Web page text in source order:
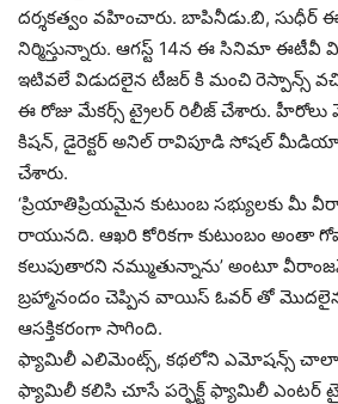
దర్శకత్వం వహించారు. బాపినీడు.బి, సుధీర్‌
నిర్మిస్తున్నారు. ఆగస్ట్ 14న ఈ సినిమా ఈటీవీ
ఇటివలే విడుదలైన టీజర్ కి మంచి రెస్పాన్స్
ఈ రోజు మేకర్స్ ట్రైలర్ రిలీజ్ చేశారు. హీరోలు
కిషన్, డైరెక్టర్ అనిల్ రావిపూడి సోషల్
చేశారు.
‘ప్రియాతిప్రియమైన కుటుంబ సభ్యులకు మీ
రాయునది. ఆఖరి కోరికగా కుటుంబం అంతా
కలుపుతారని నమ్ముతున్నాను’ అంటూ
బ్రహ్మానందం చెప్పిన వాయిస్ ఓవర్ తో
ఆసక్తికరంగా సాగింది.
ఫ్యామిలీ ఎలిమెంట్స్, కథలోని ఎమోషన్స్ చాలా
ఫ్యామిలీ కలిసి చూసే పర్ఫెక్ట్ ఫ్యామిలీ ఎంటర్